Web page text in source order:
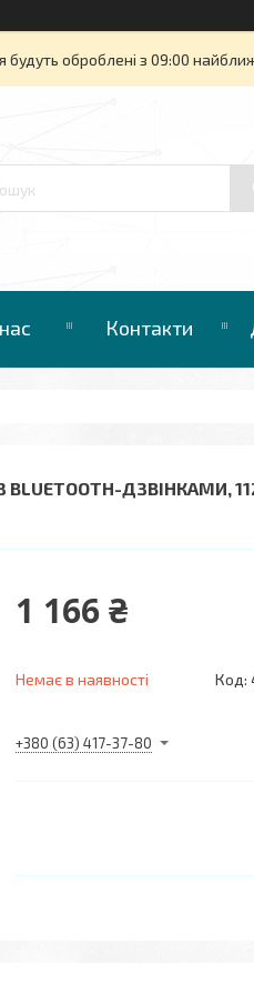
оброблені з 09:00
Контакти
ДЗВІНКАМИ,
1 166 ₴
Немає в наявності Код:
+380 (63) 417-37-80